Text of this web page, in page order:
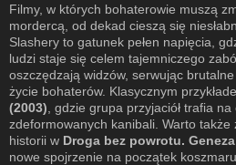
Filmy, w których bohaterowie muszą
mordercą, od dekad cieszą się
Slashery to gatunek pełen napięcia,
ludzi staje się celem tajemniczego
oszczędzają widzów, serwując
życie bohaterów. Klasycznym
(2003) , gdzie grupa przyjaciół trafia
zdeformowanych kanibali. Warto
historii w Droga bez powrotu.
nowe spojrzenie na początek koszmaru.